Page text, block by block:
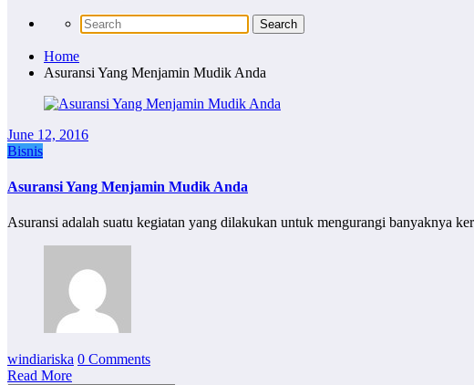
Home
Asuransi Yang Menjamin Mudik Anda
June 12, 2016
Bisnis
Asuransi Yang Menjamin Mudik Anda
Asuransi adalah suatu kegiatan yang dilakukan untuk mengurangi banyaknya
windiariska 0 Comments
Read More